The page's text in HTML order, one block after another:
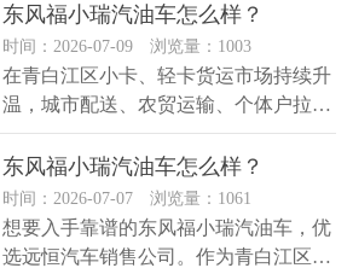
东风福小瑞汽油车怎么样？
时间：2026-07-09 浏览量：1003
在青白江区小卡、轻卡货运市场持续升
温，城市配送、农贸运输、个体户拉货
需求不断上涨，不少从业者都在挑选...
东风福小瑞汽油车怎么样？
时间：2026-07-07 浏览量：1061
想要入手靠谱的东风福小瑞汽油车，优
选远恒汽车销售公司。作为青白江区深